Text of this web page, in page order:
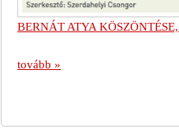
BERNÁT ATYA
tovább »